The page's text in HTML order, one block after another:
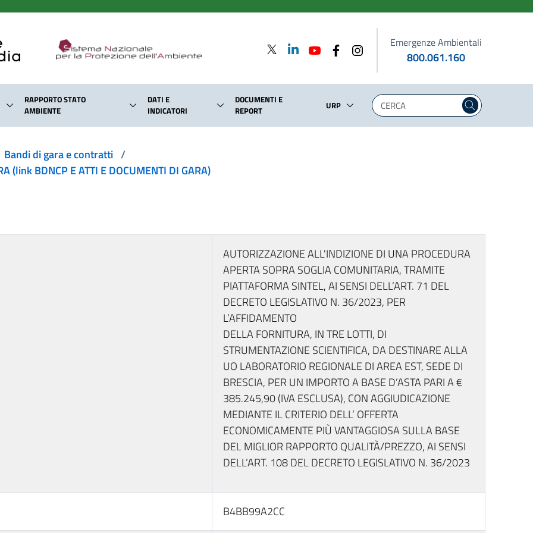
Emergenze Ambientali
800.061.160
RAPPORTO STATO
AMBIENTE
DATI E
INDICATORI
DOCUMENTI E
REPORT
URP
Bandi di gara e contratti /
(link BDNCP E ATTI E DOCUMENTI DI GARA)
AUTORIZZAZIONE ALL'INDIZIONE DI UNA PROCEDURA
APERTA SOPRA SOGLIA COMUNITARIA, TRAMITE
PIATTAFORMA SINTEL, AI SENSI DELL’ART. 71 DEL
DECRETO LEGISLATIVO N. 36/2023, PER
L’AFFIDAMENTO
DELLA FORNITURA, IN TRE LOTTI, DI
STRUMENTAZIONE SCIENTIFICA, DA DESTINARE ALLA
UO LABORATORIO REGIONALE DI AREA EST, SEDE DI
BRESCIA, PER UN IMPORTO A BASE D’ASTA PARI A €
385.245,90 (IVA ESCLUSA), CON AGGIUDICAZIONE
MEDIANTE IL CRITERIO DELL’ OFFERTA
ECONOMICAMENTE PIÙ VANTAGGIOSA SULLA BASE
DEL MIGLIOR RAPPORTO QUALITÀ/PREZZO, AI SENSI
DELL’ART. 108 DEL DECRETO LEGISLATIVO N. 36/2023
B4BB99A2CC